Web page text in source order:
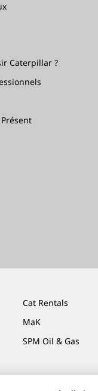
Caterpillar ?
Cat Rentals
MaK
SPM Oil & Gas